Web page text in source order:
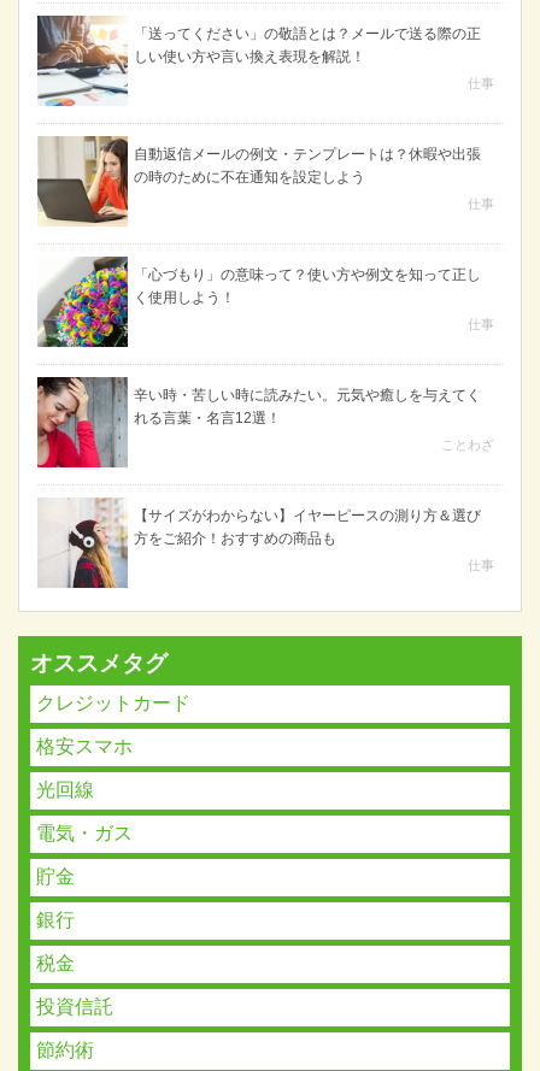
「送ってください」の敬語とは？メールで送る際の正
しい使い方や言い換え表現を解説！
仕事
自動返信メールの例文・テンプレートは？休暇や出張
の時のために不在通知を設定しよう
仕事
「心づもり」の意味って？使い方や例文を知って正し
く使用しよう！
仕事
辛い時・苦しい時に読みたい。元気や癒しを与えてく
れる言葉・名言12選！
ことわざ
【サイズがわからない】イヤーピースの測り方＆選び
方をご紹介！おすすめの商品も
仕事
オススメタグ
クレジットカード
格安スマホ
光回線
電気・ガス
貯金
銀行
税金
投資信託
節約術